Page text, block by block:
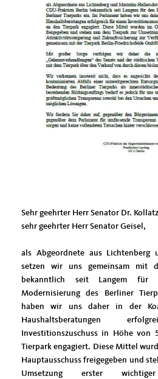
Sehr geehrter Herr Senator Dr.
sehr geehrter Herr Senator Geisel,
als Abgeordnete aus Lichtenberg
setzen wir uns gemeinsam mit
bekanntlich seit Langem
Modernisierung des Berliner
haben wir uns daher in der
Haushaltsberatungen
Investitionszuschuss in Höhe
Tierpark engagiert. Diese Mittel
Hauptausschuss freigegeben und
Umsetzung erster